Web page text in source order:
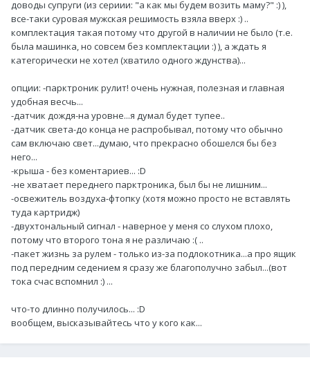
доводы супруги (из сериии: "а как мы будем возить маму?" :) ),
все-таки суровая мужская решимость взяла вверх :) ..
комплектация такая потому что другой в наличии не было (т.е.
была машинка, но совсем без комплектации :) ), а ждать я
категорически не хотел (хватило одного ждунства)...
опции: -парктроник рулит! очень нужная, полезная и главная
удобная весчь...
-датчик дождя-на уровне...я думал будет тупее..
-датчик света-до конца не распробывал, потому что обычно
сам включаю свет...думаю, что прекрасно обошелся бы без
него...
-крыша - без коментариев... :D
-не хватает переднего парктроника, был бы не лишним...
-освежитель воздуха-фтопку (хотя можно просто не вставлять
туда картридж)
-двухтональный сигнал - наверное у меня со слухом плохо,
потому что второго тона я не различаю :( ..
-пакет жизнь за рулем - только из-за подлокотника...а про ящик
под передним седением я сразу же благополучно забыл...(вот
тока счас вспомнил :) ...
что-то длинно получилось... :D
вообщем, высказывайтесь что у кого как...